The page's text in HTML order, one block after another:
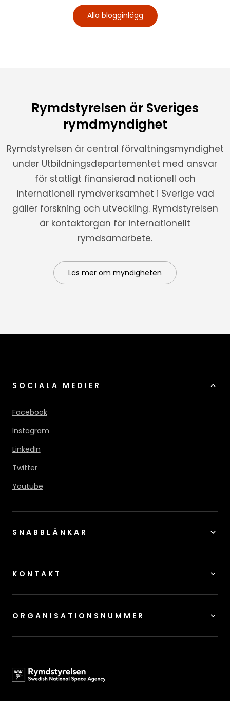
Alla blogginlägg
Rymdstyrelsen är Sveriges
rymdmyndighet
Rymdstyrelsen är central förvaltningsmyndighet
under Utbildningsdepartementet med ansvar
för statligt finansierad nationell och
internationell rymdverksamhet i Sverige vad
gäller forskning och utveckling. Rymdstyrelsen
är kontaktorgan för internationellt
rymdsamarbete.
Läs mer om myndigheten
SOCIALA MEDIER
Facebook
Instagram
LinkedIn
Twitter
Youtube
SNABBLÄNKAR
KONTAKT
ORGANISATIONSNUMMER